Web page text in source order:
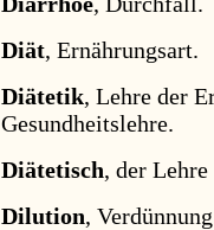
Diät, Ernährungsart.
Diätetik, Lehre der
Gesundheitslehre.
Diätetisch, der
Dilution,